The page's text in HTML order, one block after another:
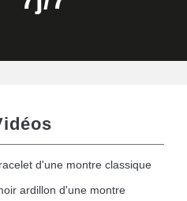
d'une montre classique
ardillon d'une montre